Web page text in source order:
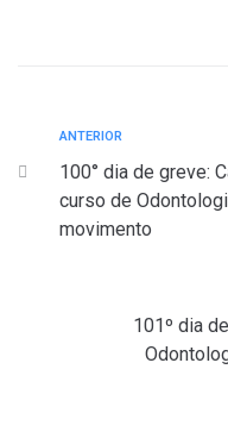
ANTERIOR
100° dia de greve:
curso de
movimento
101º dia